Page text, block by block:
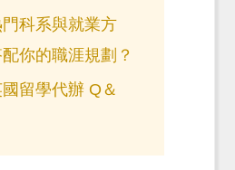
科系與就業方
你的職涯規劃？
留學代辦 Q＆